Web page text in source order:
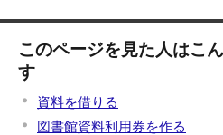
このページを見た人はこ
す
資料を借りる
図書館資料利用券を作る